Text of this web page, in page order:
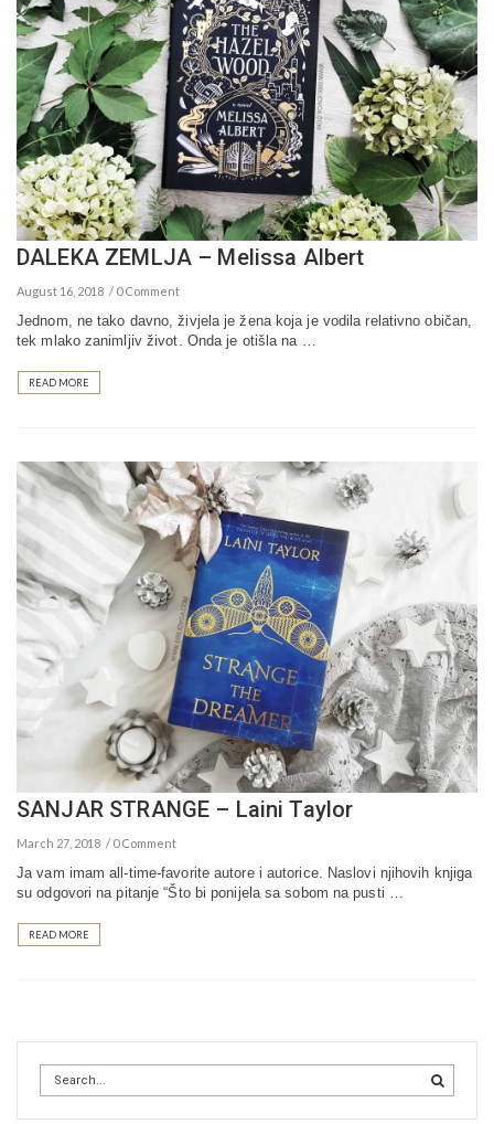
DALEKA ZEMLJA – Melissa Albert
August 16, 2018 0 Comment
Jednom, ne tako davno, živjela je žena koja je vodila relativno običan,
tek mlako zanimljiv život. Onda je otišla na …
READ MORE
SANJAR STRANGE – Laini Taylor
March 27, 2018 0 Comment
Ja vam imam all-time-favorite autore i autorice. Naslovi njihovih knjiga
su odgovori na pitanje “Što bi ponijela sa sobom na pusti …
READ MORE